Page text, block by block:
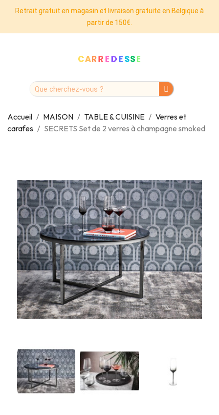
Retrait gratuit en magasin et livraison gratuite en Belgique à
partir de 150€.
Accueil MAISON TABLE & CUISINE
Verres et
carafes
SECRETS Set de 2 verres à champagne smoked